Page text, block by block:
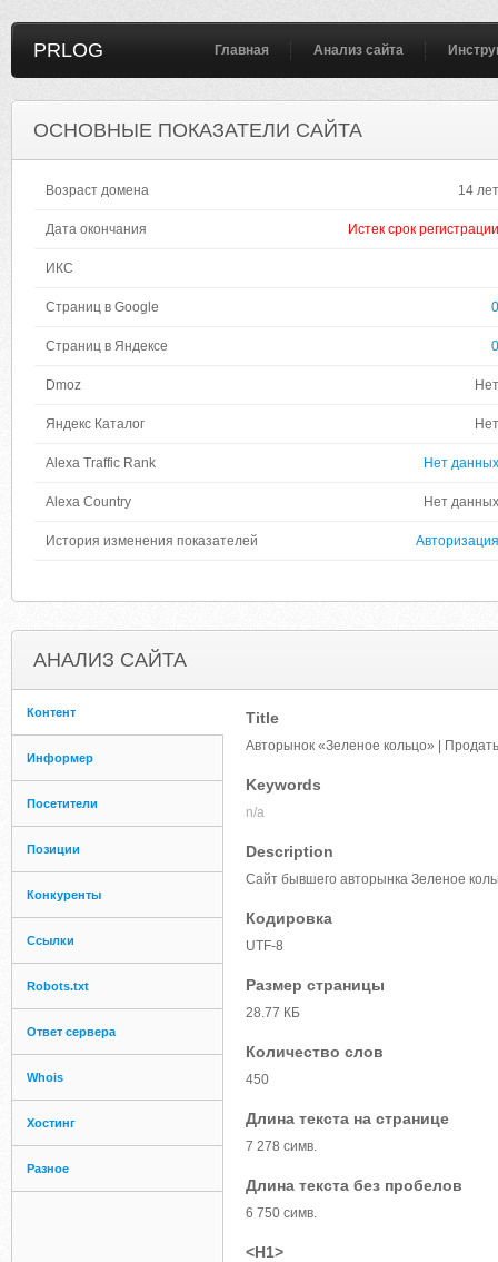
PRLOG Главная Анализ сайта
ОСНОВНЫЕ ПОКАЗАТЕЛИ САЙТА
Возраст домена 14 лет
Дата окончания Истек срок регистрации
ИКС
Страниц в Google 0
Страниц в Яндексе 0
Dmoz Нет
Яндекс Каталог Нет
Alexa Traffic Rank Нет данных
Alexa Country Нет данных
История изменения показателей Авторизация
АНАЛИЗ САЙТА
Контент
Информер
Посетители
Позиции
Конкуренты
Ссылки
Robots.txt
Ответ сервера
Whois
Хостинг
Разное
Title
Авторынок «Зеленое кольцо» |
Keywords
n/a
Description
Сайт бывшего авторынка Зеленое
Кодировка
UTF-8
Размер страницы
28.77 КБ
Количество слов
450
Длина текста на странице
7 278 симв.
Длина текста без пробелов
6 750 симв.
<H1>